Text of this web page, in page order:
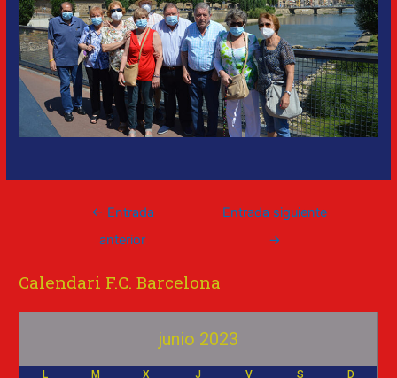
← Entrada
anterior
Entrada siguiente
→
Calendari F.C. Barcelona
junio 2023
L M X J V S D